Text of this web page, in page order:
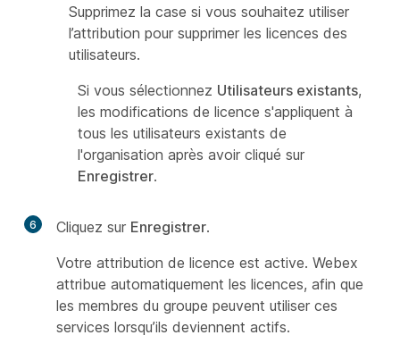
Supprimez la case si vous souhaitez utiliser
l’attribution pour supprimer les licences des
utilisateurs.
Si vous sélectionnez Utilisateurs existants,
les modifications de licence s'appliquent à
tous les utilisateurs existants de
l'organisation après avoir cliqué sur
Enregistrer.
6 Cliquez sur Enregistrer.
Votre attribution de licence est active. Webex
attribue automatiquement les licences, afin que
les membres du groupe peuvent utiliser ces
services lorsqu’ils deviennent actifs.